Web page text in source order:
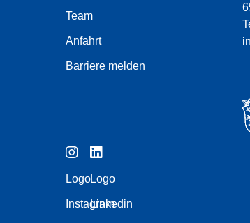
Team
Anfahrt
Barriere melden
Logo
Instagram
Logo
Linkedin